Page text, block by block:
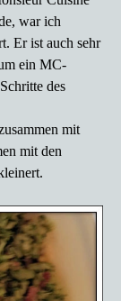
war ich
Er ist auch sehr
ein MC-
des
mit
mit den